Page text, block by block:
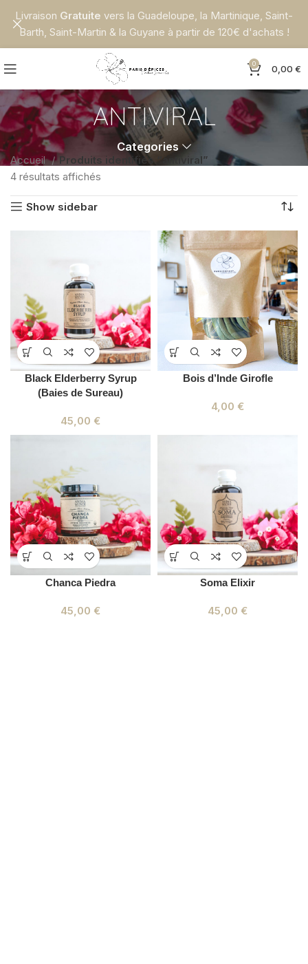
0 0,00 €
ANTIVIRAL
Categories
Accueil
Produits identifiés “antiviral”
4 résultats affichés
Show sidebar
Black Elderberry Syrup
(Baies de Sureau)
45,00 €
Bois d’Inde Girofle
4,00 €
Chanca Piedra
45,00 €
Soma Elixir
45,00 €
Livraison Gratuite vers la Guadeloupe, la Martinique, Saint-
Barth, Saint-Martin & la Guyane à partir de 120€ d'achats !